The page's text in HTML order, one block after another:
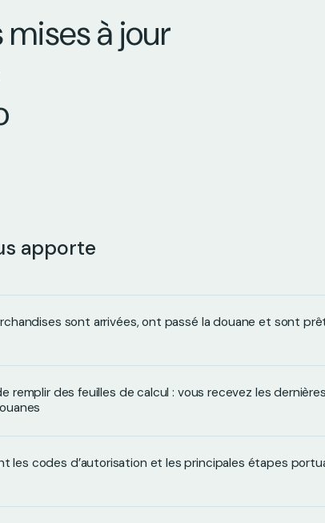
à jour
apporte
sont arrivées, ont passé la douane et sont
remplir des feuilles de calcul : vous recevez les dernières
les codes d’autorisation et les principales étapes